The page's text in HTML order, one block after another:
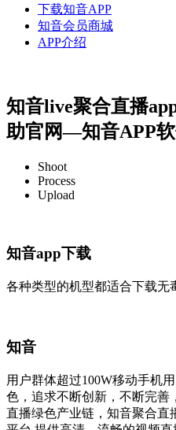
下载知音APP
知音会员商城
APP介绍
知音live聚合直播
助官网—知音APP
Shoot
Process
Upload
知音app下载
各种类型的机型都适合下载无
知音
用户群体超过100W移动手机
色，追求不断创新，不断完善
直播绿色产业链，知音聚合直